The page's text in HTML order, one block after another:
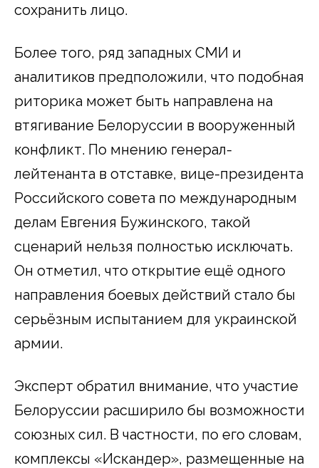
сохранить лицо.
Более того, ряд западных СМИ и
аналитиков предположили, что подобная
риторика может быть направлена на
втягивание Белоруссии в вооруженный
конфликт. По мнению генерал-
лейтенанта в отставке, вице-президента
Российского совета по международным
делам Евгения Бужинского, такой
сценарий нельзя полностью исключать.
Он отметил, что открытие ещё одного
направления боевых действий стало бы
серьёзным испытанием для украинской
армии.
Эксперт обратил внимание, что участие
Белоруссии расширило бы возможности
союзных сил. В частности, по его словам,
комплексы «Искандер», размещенные на